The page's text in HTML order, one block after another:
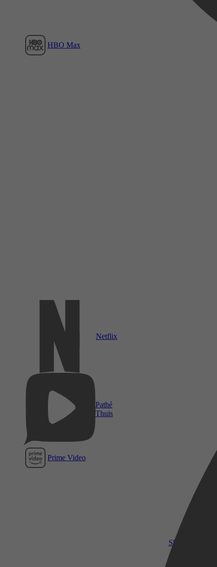
HBO Max
Netflix
Pathé
Thuis
Prime Video
SkyShowtime